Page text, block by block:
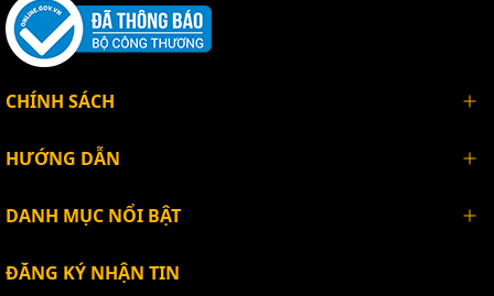
CHÍNH SÁCH
HƯỚNG DẪN
DANH MỤC NỔI BẬT
ĐĂNG KÝ NHẬN TIN